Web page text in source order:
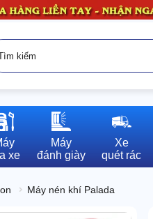
xe
Máy
đánh giày
Xe
quét rác
Máy nén khí Palada